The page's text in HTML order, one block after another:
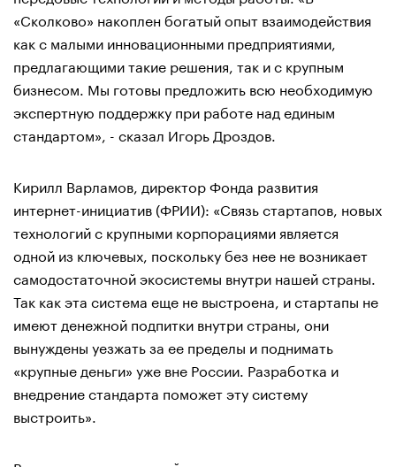
«Сколково» накоплен богатый опыт взаимодействия
как с малыми инновационными предприятиями,
предлагающими такие решения, так и с крупным
бизнесом. Мы готовы предложить всю необходимую
экспертную поддержку при работе над единым
стандартом», - сказал Игорь Дроздов.
Кирилл Варламов, директор Фонда развития
интернет-инициатив (ФРИИ): «Связь стартапов, новых
технологий с крупными корпорациями является
одной из ключевых, поскольку без нее не возникает
самодостаточной экосистемы внутри нашей страны.
Так как эта система еще не выстроена, и стартапы не
имеют денежной подпитки внутри страны, они
вынуждены уезжать за ее пределы и поднимать
«крупные деньги» уже вне России. Разработка и
внедрение стандарта поможет эту систему
выстроить».